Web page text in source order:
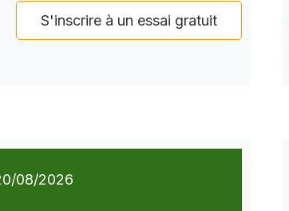
S'inscrire à un essai gratuit
08/2026